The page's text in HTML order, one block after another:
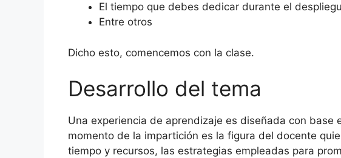
El tiempo que debes dedicar durante el
Entre otros
Dicho esto, comencemos con la clase.
Desarrollo del tema
Una experiencia de aprendizaje es diseñada con
momento de la impartición es la figura del docente
tiempo y recursos, las estrategias empleadas para